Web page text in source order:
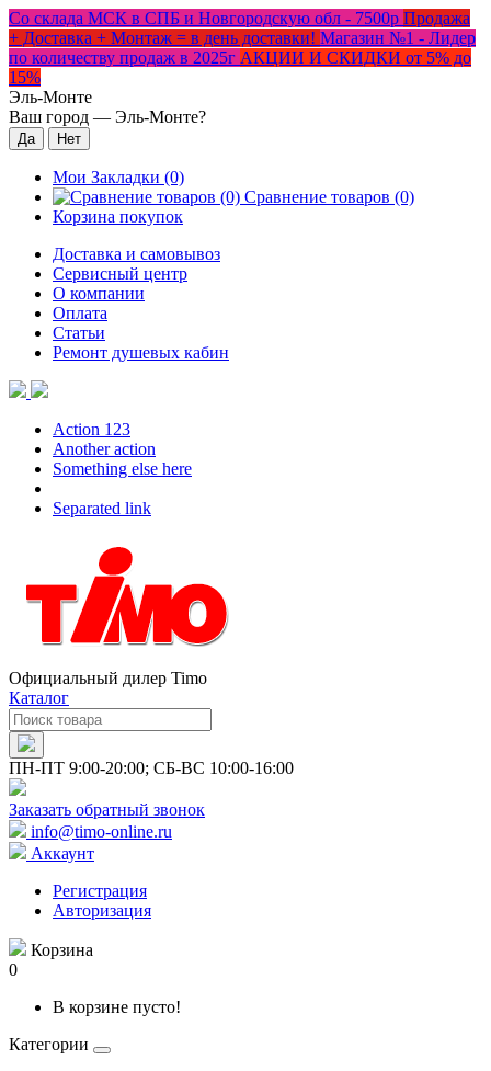
Со склада МСК в СПБ и Новгородскую обл - 7500р Продажа
+ Доставка + Монтаж = в день доставки! Магазин №1 - Лидер
по количеству продаж в 2025г АКЦИИ И СКИДКИ от 5% до
15%
Эль-Монте
Ваш город — Эль-Монте?
Мои Закладки (0)
Сравнение товаров (0)
Корзина покупок
Доставка и самовывоз
Сервисный центр
О компании
Оплата
Статьи
Ремонт душевых кабин
Action 123
Another action
Something else here
Separated link
Официальный дилер Timo
Каталог
ПН-ПТ 9:00-20:00; СБ-ВС 10:00-16:00
Заказать обратный звонок
info@timo-online.ru
Аккаунт
Регистрация
Авторизация
Корзина
0
В корзине пусто!
Категории